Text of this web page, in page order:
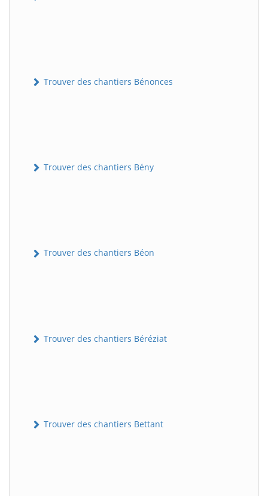
Trouver des chantiers Bénonces
Trouver des chantiers Bény
Trouver des chantiers Béon
Trouver des chantiers Béréziat
Trouver des chantiers Bettant